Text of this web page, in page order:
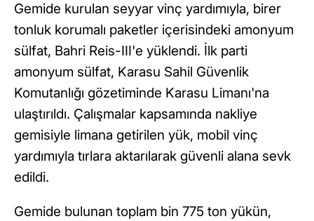
Gemide kurulan seyyar vinç yardımıyla, birer
tonluk korumalı paketler içerisindeki amonyum
sülfat, Bahri Reis-III'e yüklendi. İlk parti
amonyum sülfat, Karasu Sahil Güvenlik
Komutanlığı gözetiminde Karasu Limanı'na
ulaştırıldı. Çalışmalar kapsamında nakliye
gemisiyle limana getirilen yük, mobil vinç
yardımıyla tırlara aktarılarak güvenli alana sevk
edildi.
Gemide bulunan toplam bin 775 ton yükün,